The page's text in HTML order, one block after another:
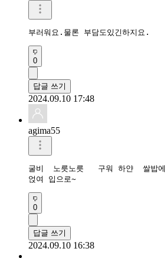
부러워요.물론 부담도있긴하지요.
0
답글 쓰기
2024.09.10 17:48
agima55
굴비  노릇노릇   구워 하얀  쌀밥에
얹여 입으로~
0
답글 쓰기
2024.09.10 16:38